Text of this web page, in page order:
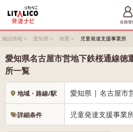
施設情報 > 愛知県 > 徳重 > 児童発達支援事業所
愛知県名古屋市営地下鉄桜通線徳
所一覧
地域・路線/駅 愛知県 | 名古屋市
詳細条件 児童発達支援事業